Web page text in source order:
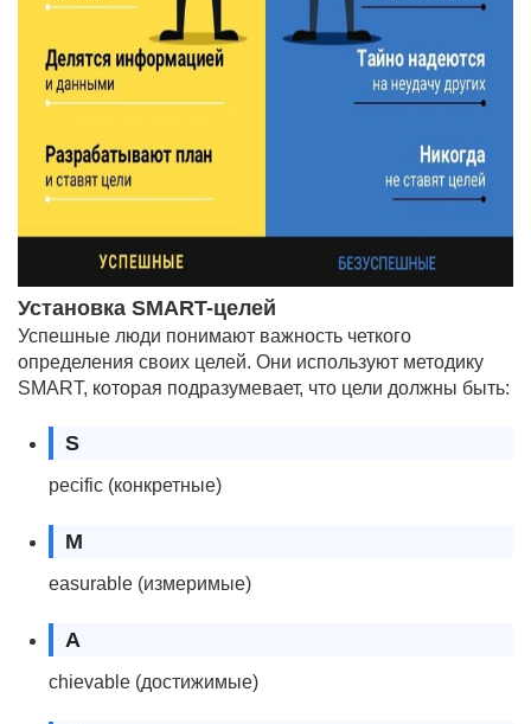
Установка SMART-целей
Успешные люди понимают важность четкого
определения своих целей. Они используют методику
SMART, которая подразумевает, что цели должны быть:
S
pecific (конкретные)
M
easurable (измеримые)
A
chievable (достижимые)